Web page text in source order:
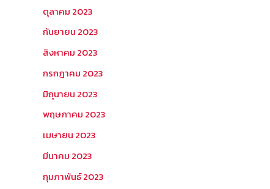
ตุลาคม 2023
กันยายน 2023
สิงหาคม 2023
กรกฎาคม 2023
มิถุนายน 2023
พฤษภาคม 2023
เมษายน 2023
มีนาคม 2023
กุมภาพันธ์ 2023